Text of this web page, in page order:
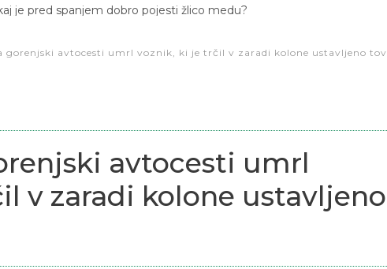
je pred spanjem dobro pojesti žlico medu?
gorenjski avtocesti umrl voznik, ki je trčil v zaradi kolone ustavljeno
avtocesti umrl
v zaradi kolone ustavljeno